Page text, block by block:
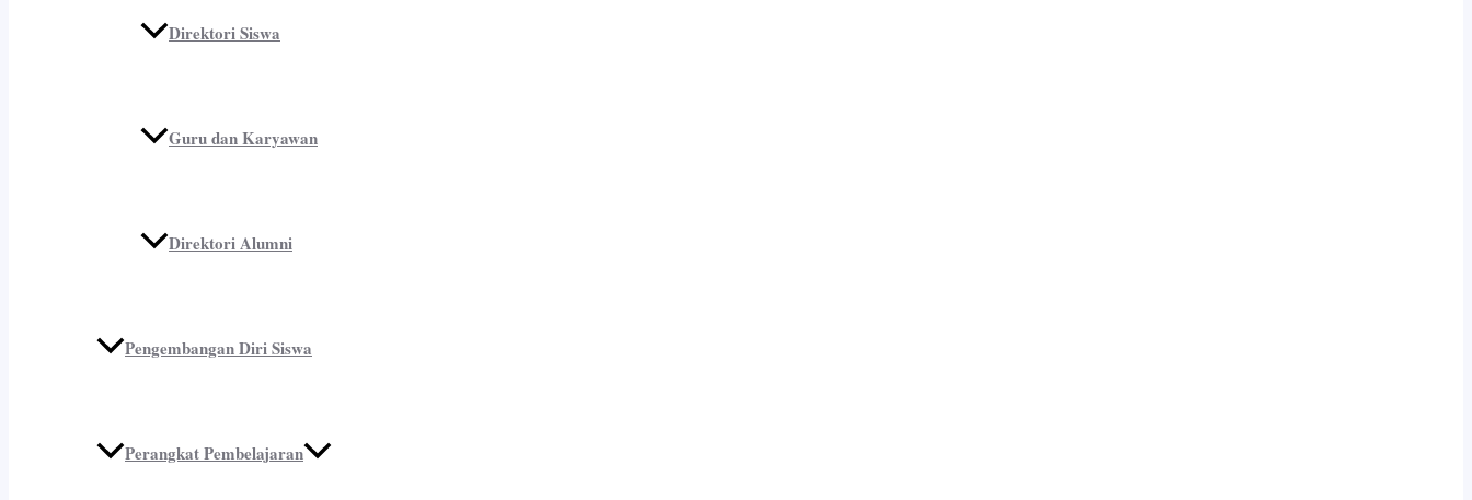
Direktori Siswa
Guru dan Karyawan
Direktori Alumni
Pengembangan Diri Siswa
Perangkat Pembelajaran